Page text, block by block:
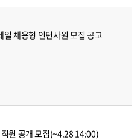
채용형 인턴사원 모집 공고
원 공개 모집(~4.28 14:00)